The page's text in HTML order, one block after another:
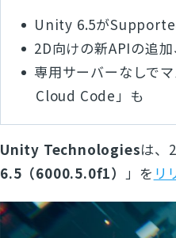
Unity 6.5が
2D向けの新APIの追
専用サーバーなしで
Cloud Code」も
Unity Technologiesは、
6.5（6000.5.0f1） 」を リ